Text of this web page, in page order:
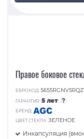
Правое боковое
ЕВРОКОД:5655RGNV5RQZ
ГАРАНТИЯ:5 лет ?
БРЕНД:
ЦВЕТ СТЕКЛА:ЗЕЛЕНОЕ
Инкапсуляция